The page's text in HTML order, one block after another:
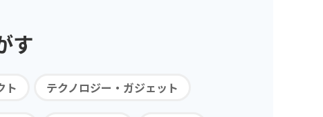
す
ト テクノロジー・ガジェット